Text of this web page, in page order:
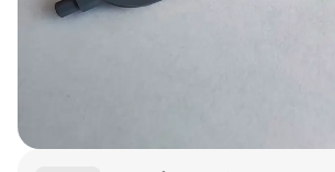
カラー